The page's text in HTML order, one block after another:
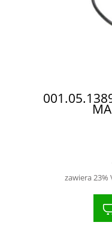
zawiera 23%